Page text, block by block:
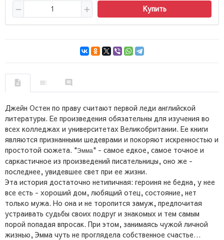
Купить
Джейн Остен по праву считают первой леди английской
литературы. Ее произведения обязательны для изучения во
всех колледжах и университетах Великобритании. Ее книги
являются признанными шедеврами и покоряют искренностью и
простотой сюжета. "Эмма" - самое едкое, самое точное и
саркастичное из произведений писательницы, оно же -
последнее, увидевшее свет при ее жизни.
Эта история достаточно нетипичная: героиня не бедна, у нее
все есть - хороший дом, любящий отец, состояние, нет
только мужа. Но она и не торопится замуж, предпочитая
устраивать судьбы своих подруг и знакомых и тем самым
порой попадая впросак. При этом, занимаясь чужой личной
жизнью, Эмма чуть не проглядела собственное счастье…